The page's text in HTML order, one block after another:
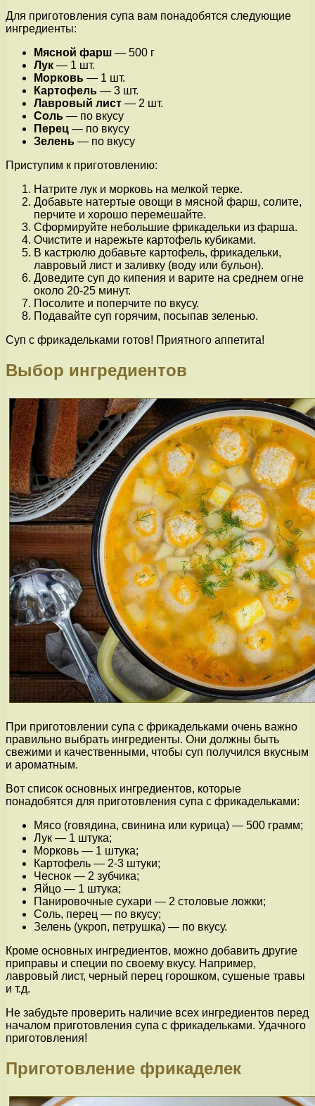
Для приготовления супа вам понадобятся следующие
ингредиенты:
Мясной фарш — 500 г
Лук — 1 шт.
Морковь — 1 шт.
Картофель — 3 шт.
Лавровый лист — 2 шт.
Соль — по вкусу
Перец — по вкусу
Зелень — по вкусу
Приступим к приготовлению:
Натрите лук и морковь на мелкой терке.
Добавьте натертые овощи в мясной фарш, солите,
перчите и хорошо перемешайте.
Сформируйте небольшие фрикадельки из фарша.
Очистите и нарежьте картофель кубиками.
В кастрюлю добавьте картофель, фрикадельки,
лавровый лист и заливку (воду или бульон).
Доведите суп до кипения и варите на среднем огне
около 20-25 минут.
Посолите и поперчите по вкусу.
Подавайте суп горячим, посыпав зеленью.
Суп с фрикадельками готов! Приятного аппетита!
Выбор ингредиентов
При приготовлении супа с фрикадельками очень важно
правильно выбрать ингредиенты. Они должны быть
свежими и качественными, чтобы суп получился вкусным
и ароматным.
Вот список основных ингредиентов, которые
понадобятся для приготовления супа с фрикадельками:
Мясо (говядина, свинина или курица) — 500 грамм;
Лук — 1 штука;
Морковь — 1 штука;
Картофель — 2-3 штуки;
Чеснок — 2 зубчика;
Яйцо — 1 штука;
Панировочные сухари — 2 столовые ложки;
Соль, перец — по вкусу;
Зелень (укроп, петрушка) — по вкусу.
Кроме основных ингредиентов, можно добавить другие
приправы и специи по своему вкусу. Например,
лавровый лист, черный перец горошком, сушеные травы
и т.д.
Не забудьте проверить наличие всех ингредиентов перед
началом приготовления супа с фрикадельками. Удачного
приготовления!
Приготовление фрикаделек